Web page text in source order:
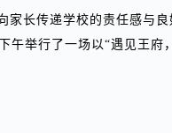
长传递学校的责任感与良
午举行了一场以“遇见王府